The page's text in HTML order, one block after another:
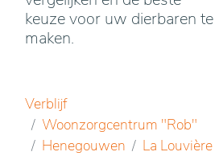
keuze voor uw dierbaren te
maken.
Verblijf
Woonzorgcentrum "Rob"
Henegouwen
La Louvière